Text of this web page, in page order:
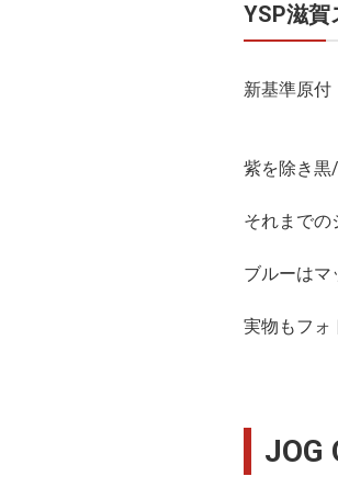
YSP滋賀
新基準原
紫を除き
それまでの
ブルーはマ
実物もフォ
JOG